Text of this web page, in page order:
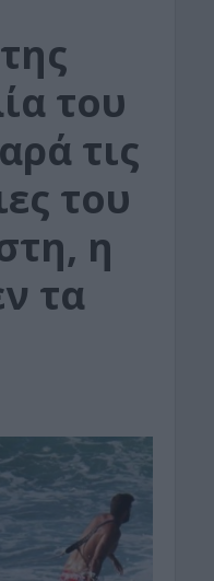
του
τις
του
η
τα